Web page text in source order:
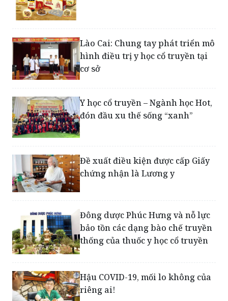
Lào Cai: Chung tay phát triển mô
hình điều trị y học cổ truyền tại
cơ sở
Y học cổ truyền – Ngành học Hot,
đón đầu xu thế sống “xanh”
Đề xuất điều kiện được cấp Giấy
chứng nhận là Lương y
Đông dược Phúc Hưng và nỗ lực
bảo tồn các dạng bào chế truyền
thống của thuốc y học cổ truyền
Hậu COVID-19, mối lo không của
riêng ai!